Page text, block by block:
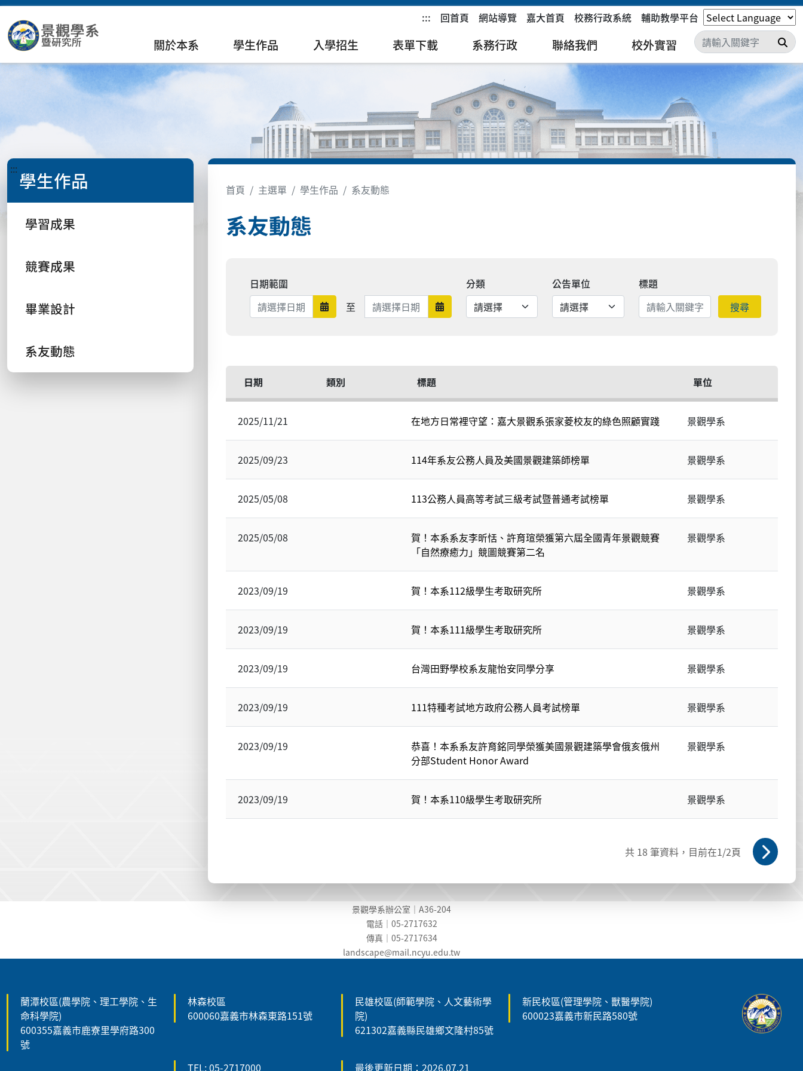
::: 回首頁 網站導覽 嘉大首頁 校務行政系統 輔助教學平台
關於本系 學生作品 入學招生 表單下載 系務行政 聯絡我們 校外實習 搜
::: 學生作品
學習成果
競賽成果
畢業設計
系友動態
首頁 主選單 學生作品 系友動態
系友動態
日期範圍
日期範圍開始
至 日期範圍結束 日期範圍結束
分類 公告單位
標題
搜尋
日期 類別 標題 單位
2025/11/21 在地方日常裡守望：嘉大景觀系張家菱校友的綠色照顧實踐 景觀學系
2025/09/23 114年系友公務人員及美國景觀建築師榜單 景觀學系
2025/05/08 113公務人員高等考試三級考試暨普通考試榜單 景觀學系
2025/05/08
賀！本系系友李昕恬、許育瑄榮獲第六屆全國青年景觀競賽
「自然療癒力」競圖競賽第二名
景觀學系
2023/09/19 賀！本系112級學生考取研究所 景觀學系
2023/09/19 賀！本系111級學生考取研究所 景觀學系
2023/09/19 台灣田野學校系友龍怡安同學分享 景觀學系
2023/09/19 111特種考試地方政府公務人員考試榜單 景觀學系
2023/09/19
恭喜！本系系友許育銘同學榮獲美國景觀建築學會俄亥俄州
分部Student Honor Award
景觀學系
2023/09/19 賀！本系110級學生考取研究所 景觀學系
共 18 筆資料，目前在1/2頁
景觀學系辦公室｜A36-204
電話｜05-2717632
傳真｜05-2717634
landscape@mail.ncyu.edu.tw
蘭潭校區(農學院、理工學院、生
命科學院)
600355嘉義市鹿寮里學府路300
號
林森校區
600060嘉義市林森東路151號
民雄校區(師範學院、人文藝術學
院)
621302嘉義縣民雄鄉文隆村85號
新民校區(管理學院、獸醫學院)
600023嘉義市新民路580號
TEL: 05-2717000 最後更新日期：2026.07.21